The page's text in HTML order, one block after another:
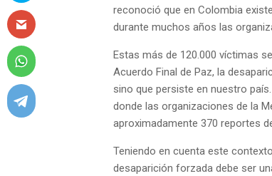
reconoció que en Colombia
durante muchos años las
Estas más de 120.000 víctimas
Acuerdo Final de Paz, la
sino que persiste en nuestro
donde las organizaciones de la
aproximadamente 370 reportes
Teniendo en cuenta este
desaparición forzada debe ser